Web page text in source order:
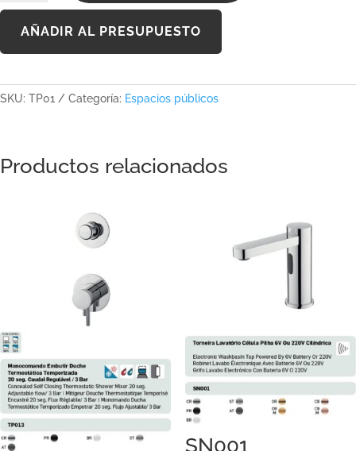
AÑADIR AL PRESUPUESTO
SKU: TP01 Categoría: Espacios públicos
Productos relacionados
SN001